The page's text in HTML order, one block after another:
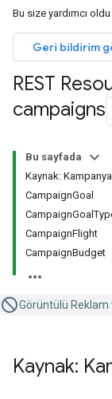
Bu size yardımcı
Geri bildirim
REST
campaigns
Bu sayfada
Kaynak: Kampanya
CampaignGoal
CampaignFlight
CampaignBudget
Görüntülü Reklam
Kaynak: